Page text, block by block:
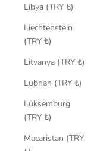
Libya (TRY ₺)
Liechtenstein
(TRY ₺)
Litvanya (TRY ₺)
Lübnan (TRY ₺)
Lüksemburg
(TRY ₺)
Macaristan (TRY